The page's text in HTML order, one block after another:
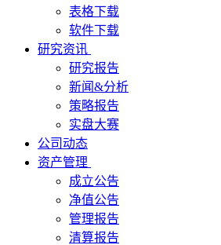
表格下载
软件下载
研究资讯
研究报告
新闻&分析
策略报告
实盘大赛
公司动态
资产管理
成立公告
净值公告
管理报告
清算报告